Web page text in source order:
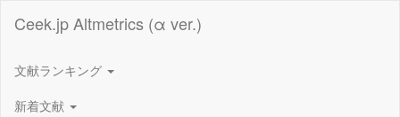
Ceek.jp Altmetrics (α ver.)
文献ランキング
新着文献